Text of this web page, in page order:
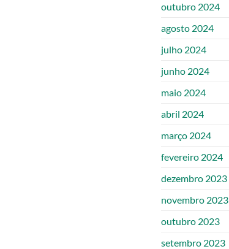
outubro 2024
agosto 2024
julho 2024
junho 2024
maio 2024
abril 2024
março 2024
fevereiro 2024
dezembro 2023
novembro 2023
outubro 2023
setembro 2023